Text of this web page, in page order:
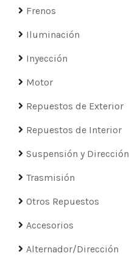
Frenos
Iluminación
Inyección
Motor
Repuestos de Exterior
Repuestos de Interior
Suspensión y Dirección
Trasmisión
Otros Repuestos
Accesorios
Alternador/Dirección